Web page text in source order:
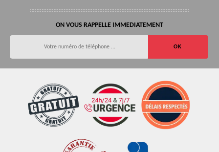
ON VOUS RAPPELLE IMMEDIATEMENT